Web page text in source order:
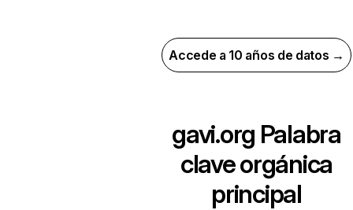
Accede a 10 años de datos →
gavi.org Palabra
clave orgánica
principal